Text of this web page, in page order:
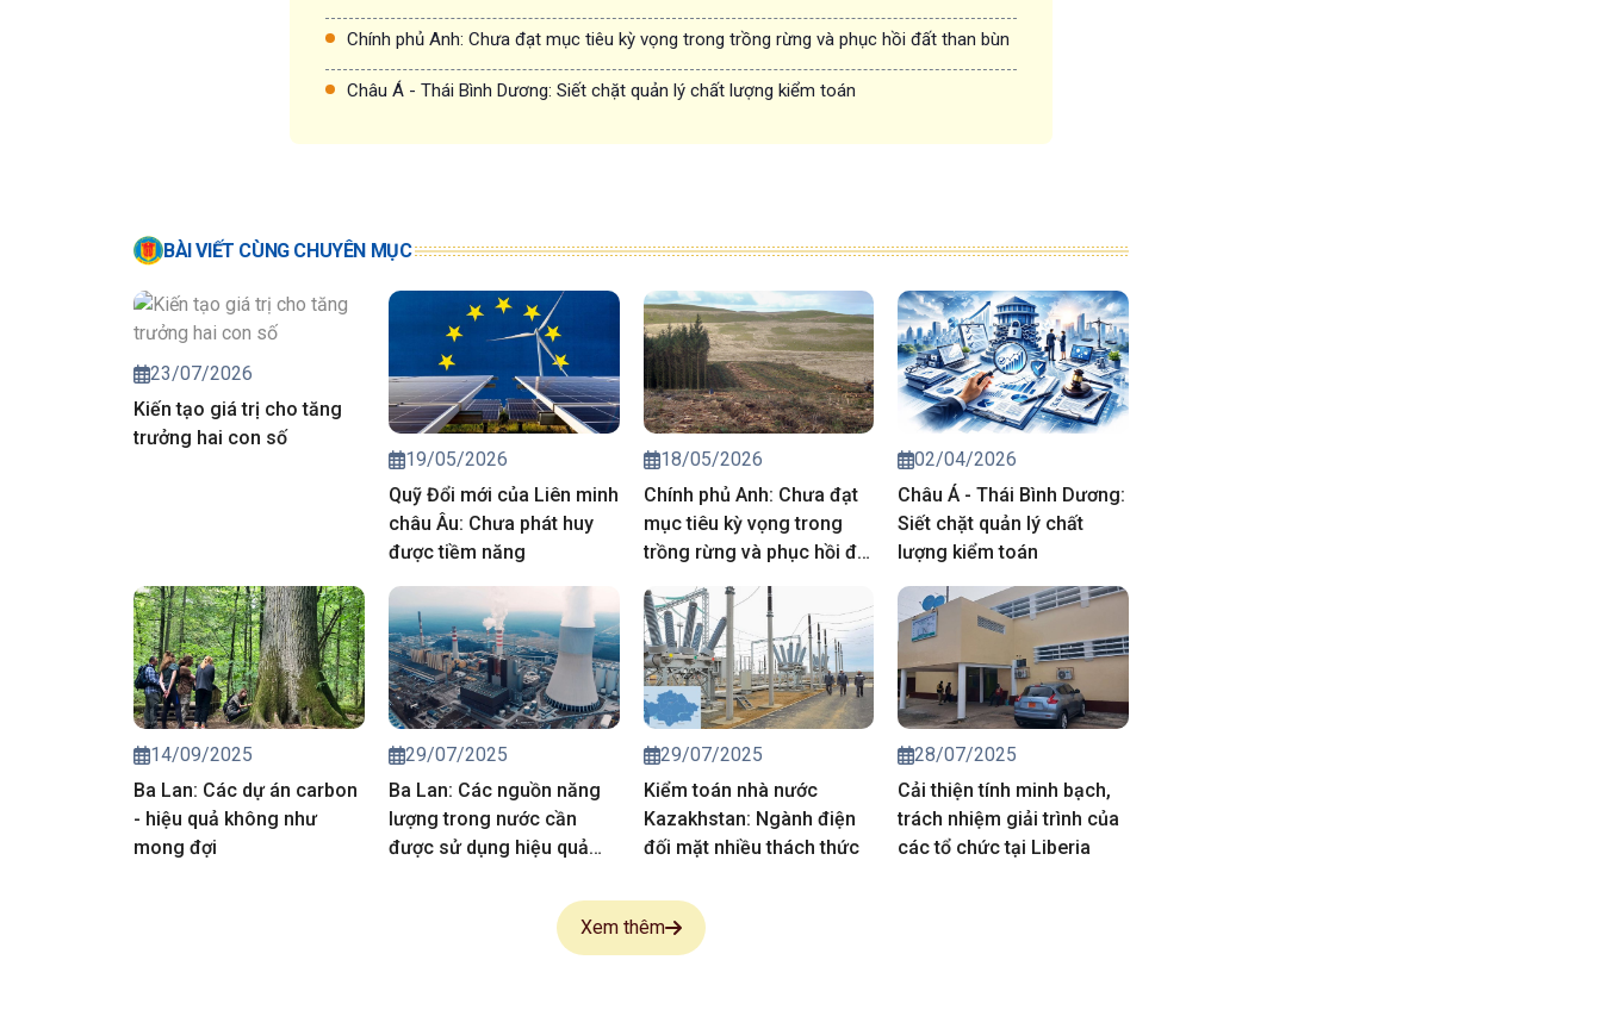
Chính phủ Anh: Chưa đạt mục tiêu kỳ vọng trong trồng rừng và phục hồi đất than bùn
Châu Á - Thái Bình Dương: Siết chặt quản lý chất lượng kiểm toán
BÀI VIẾT CÙNG CHUYÊN MỤC
23/07/2026
Kiến tạo giá trị cho tăng
trưởng hai con số
19/05/2026
Quỹ Đổi mới của Liên minh
châu Âu: Chưa phát huy
được tiềm năng
18/05/2026
Chính phủ Anh: Chưa đạt
mục tiêu kỳ vọng trong
trồng rừng và phục hồi đất
than bùn
02/04/2026
Châu Á - Thái Bình Dương:
Siết chặt quản lý chất
lượng kiểm toán
14/09/2025
Ba Lan: Các dự án carbon
- hiệu quả không như
mong đợi
29/07/2025
Ba Lan: Các nguồn năng
lượng trong nước cần
được sử dụng hiệu quả
29/07/2025
Kiểm toán nhà nước
Kazakhstan: Ngành điện
đối mặt nhiều thách thức
28/07/2025
Cải thiện tính minh bạch,
trách nhiệm giải trình của
các tổ chức tại Liberia
Xem thêm